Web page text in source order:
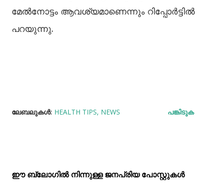
മേല്‍നോട്ടം ആവശ്യമാണെന്നും റിപ്പോർട്ടില്‍
പറയുന്നു.
ലേബലുകള്‍: HEALTH TIPS NEWS പങ്കിടുക
ഈ ബ്ലോഗിൽ നിന്നുള്ള ജനപ്രിയ പോസ്റ്റുകള്‍‌